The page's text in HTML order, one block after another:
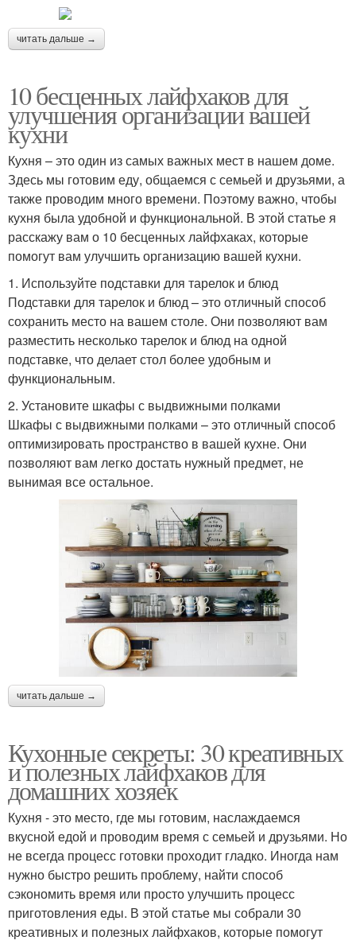
читать дальше →
10 бесценных лайфхаков для
улучшения организации вашей
кухни
Кухня – это один из самых важных мест в нашем доме.
Здесь мы готовим еду, общаемся с семьей и друзьями, а
также проводим много времени. Поэтому важно, чтобы
кухня была удобной и функциональной. В этой статье я
расскажу вам о 10 бесценных лайфхаках, которые
помогут вам улучшить организацию вашей кухни.
1. Используйте подставки для тарелок и блюд
Подставки для тарелок и блюд – это отличный способ
сохранить место на вашем столе. Они позволяют вам
разместить несколько тарелок и блюд на одной
подставке, что делает стол более удобным и
функциональным.
2. Установите шкафы с выдвижными полками
Шкафы с выдвижными полками – это отличный способ
оптимизировать пространство в вашей кухне. Они
позволяют вам легко достать нужный предмет, не
вынимая все остальное.
читать дальше →
Кухонные секреты: 30 креативных
и полезных лайфхаков для
домашних хозяек
Кухня - это место, где мы готовим, наслаждаемся
вкусной едой и проводим время с семьей и друзьями. Но
не всегда процесс готовки проходит гладко. Иногда нам
нужно быстро решить проблему, найти способ
сэкономить время или просто улучшить процесс
приготовления еды. В этой статье мы собрали 30
креативных и полезных лайфхаков, которые помогут